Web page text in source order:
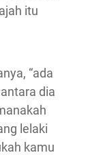
itu
“ada
dia
lelaki
kamu